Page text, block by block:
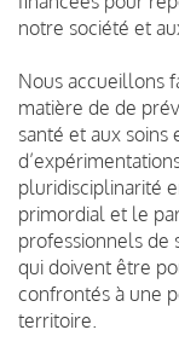
notre société et
Nous accueillons
matière de de
santé et aux soins
pluridisciplinarité
primordial et le
professionnels de
qui doivent être
confrontés à une
territoire.